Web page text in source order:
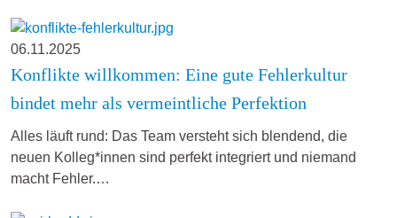
06.11.2025
Konflikte willkommen: Eine gute Fehlerkultur
bindet mehr als vermeintliche Perfektion
Alles läuft rund: Das Team versteht sich blendend, die
neuen Kolleg*innen sind perfekt integriert und niemand
macht Fehler.…